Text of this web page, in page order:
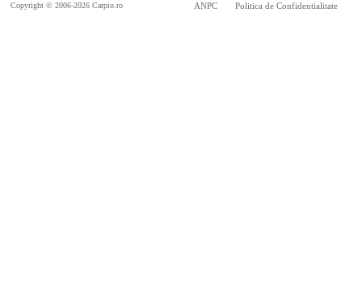
Copyright © 2006-2026 Carpio.ro ANPC Politica de Confidentialitate